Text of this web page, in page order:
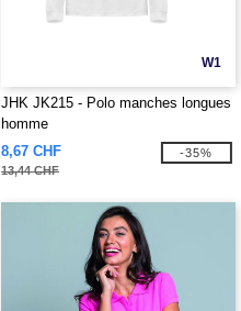
W1
JHK JK215 - Polo manches longues
homme
8,67 CHF
13,44 CHF
-35%